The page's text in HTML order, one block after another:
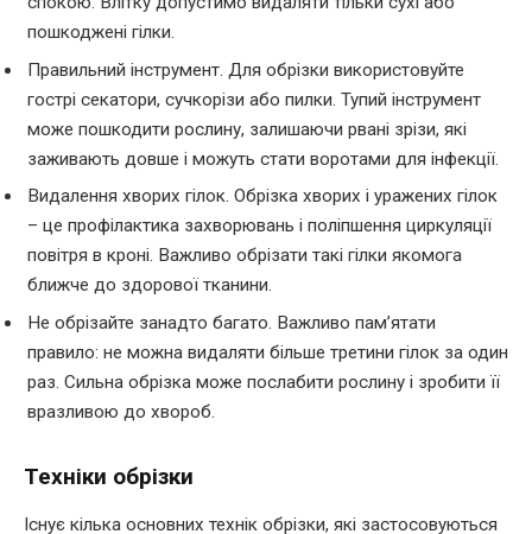
пошкоджені гілки.
Правильний інструмент. Для обрізки використовуйте
гострі секатори, сучкорізи або пилки. Тупий інструмент
може пошкодити рослину, залишаючи рвані зрізи, які
заживають довше і можуть стати воротами для інфекції.
Видалення хворих гілок. Обрізка хворих і уражених гілок
– це профілактика захворювань і поліпшення циркуляції
повітря в кроні. Важливо обрізати такі гілки якомога
ближче до здорової тканини.
Не обрізайте занадто багато. Важливо пам’ятати
правило: не можна видаляти більше третини гілок за один
раз. Сильна обрізка може послабити рослину і зробити її
вразливою до хвороб.
Техніки обрізки
Існує кілька основних технік обрізки, які застосовуються